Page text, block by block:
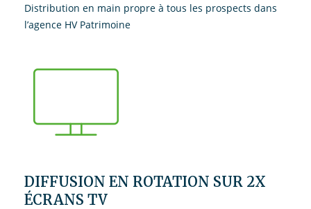
Distribution en main propre à tous les prospects dans
l’agence HV Patrimoine
DIFFUSION EN ROTATION SUR 2X
ÉCRANS TV